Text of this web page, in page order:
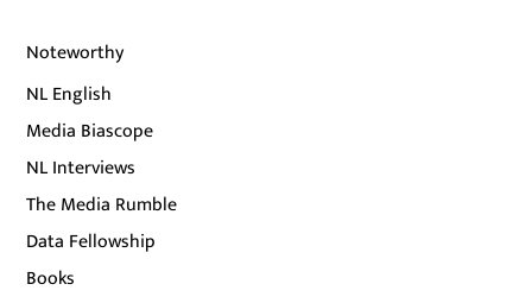
Noteworthy
NL English
Media Biascope
NL Interviews
The Media Rumble
Data Fellowship
Books